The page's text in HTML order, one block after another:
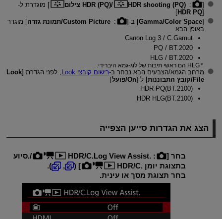
[
: HDR shooting (PQ)‎/‏HDR (PQ)‎ צילום
] מוגדרת ל-
[
HDR PQ
]
[
Gamma/Color Space] ב-[ : Custom Picture/תמונת גזרה
] מוגדר
באופן הבא
Canon Log 3 / C.Gamut
PQ / BT.2020
HLG / BT.2020
HLG הם ראשי תיבות של לוג-גמא היברידי.
מרחב הגמא/הצבעים הבא נבחר ב-רישום קובצי Look , לפני הגדרת [Look
File/קובץ התבוננות
] ל-[On/פועל
]
HDR PQ(BT.2100)‎
HDR HLG(BT.2100)‎
הצג את הגדרות סייען הצפייה
בחר [ :
HDR/C.Log View Assist.‎/.סיוע
בתצוגת יומן ‎ HDR/C.
] (
,
).
בחר תצוגת מסך או עינית.